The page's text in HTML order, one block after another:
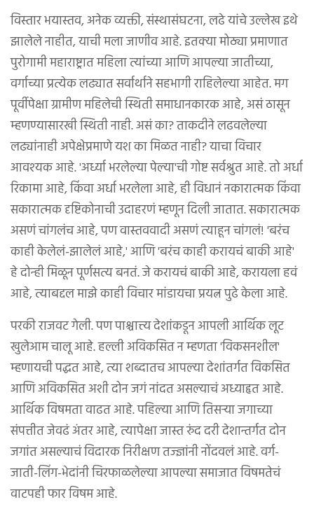
विस्तार भयास्तव, अनेक व्यक्ती, संस्थासंघटना, लढे यांचे उल्लेख इथे
झालेले नाहीत, याची मला जाणीव आहे. इतक्या मोठ्या प्रमाणात
पुरोगामी महाराष्ट्रात महिला त्यांच्या आणि आपल्या जातीच्या,
वर्गाच्या प्रत्येक लढ्यात सर्वार्थाने सहभागी राहिलेल्या आहेत. मग
पूर्वीपेक्षा ग्रामीण महिलेची स्थिती समाधानकारक आहे, असं ठासून
म्हणण्यासारखी स्थिती नाही. असं का? ताकदीने लढवलेल्या
लढ्यांनाही अपेक्षेप्रमाणे यश का मिळत नाही? याचा विचार
आवश्यक आहे. 'अर्ध्या भरलेल्या पेल्या'ची गोष्ट सर्वश्रुत आहे. तो अर्धा
रिकामा आहे, किंवा अर्धा भरलेला आहे, ही विधानं नकारात्मक किंवा
सकारात्मक दृष्टिकोनाची उदाहरणं म्हणून दिली जातात. सकारात्मक
असणं चांगलंच आहे, पण वास्तववादी असणं त्याहून चांगलं! 'बरंच
काही केलेलं-झालेलं आहे,' आणि 'बरंच काही करायचं बाकी आहे'
हे दोन्ही मिळून पूर्णसत्य बनतं. जे करायचं बाकी आहे, करायला हवं
आहे, त्याबद्दल माझे काही विचार मांडायचा प्रयत्न पुढे केला आहे.
परकी राजवट गेली. पण पाश्चात्त्य देशांकडून आपली आर्थिक लूट
खुलेआम चालू आहे. हल्ली अविकसित न म्हणता 'विकसनशील'
म्हणायची पद्धत आहे, त्या शब्दातच आपल्या देशांतर्गत विकसित
आणि अविकसित अशी दोन जगं नांदत असल्याचं अध्याहृत आहे.
आर्थिक विषमता वाढत आहे. पहिल्या आणि तिसऱ्या जगाच्या
संपत्तीत जेवढं अंतर आहे, त्यापेक्षा जास्त रुंद दरी देशान्तर्गत दोन
जगांत असल्याचं विदारक निरीक्षण तज्ज्ञांनी नोंदवलं आहे. वर्ग-
जाती-लिंग-भेदांनी चिरफाळलेल्या आपल्या समाजात विषमतेचं
वाटपही फार विषम आहे.